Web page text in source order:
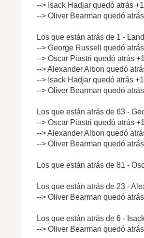
--> Isack Hadjar quedó atrás
--> Oliver Bearman quedó
Los que están atrás de 1 -
--> George Russell quedó
--> Oscar Piastri quedó atrás
--> Alexander Albon quedó
--> Isack Hadjar quedó atrás
--> Oliver Bearman quedó
Los que están atrás de 63 -
--> Oscar Piastri quedó atrás
--> Alexander Albon quedó
--> Oliver Bearman quedó
Los que están atrás de 81 -
Los que están atrás de 23 -
--> Oliver Bearman quedó
Los que están atrás de 6 -
--> Oliver Bearman quedó